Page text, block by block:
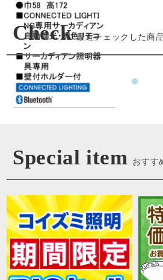
Check 最近チェックした商品
Special item おすす